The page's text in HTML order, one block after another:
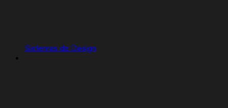
Sistemas de Design